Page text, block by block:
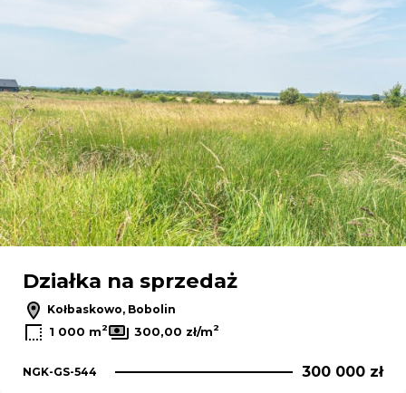
Działka na sprzedaż
Kołbaskowo, Bobolin
1 000 m2 300,00 zł/m2
NGK-GS-544 300 000 zł